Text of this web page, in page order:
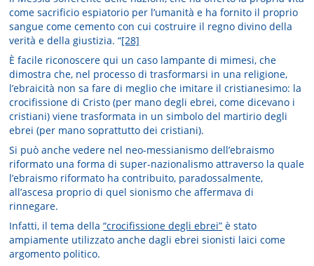
come sacrificio espiatorio per l’umanità e ha fornito il proprio
sangue come cemento con cui costruire il regno divino della
verità e della giustizia. “[28]
È facile riconoscere qui un caso lampante di mimesi, che
dimostra che, nel processo di trasformarsi in una religione,
l’ebraicità non sa fare di meglio che imitare il cristianesimo: la
crocifissione di Cristo (per mano degli ebrei, come dicevano i
cristiani) viene trasformata in un simbolo del martirio degli
ebrei (per mano soprattutto dei cristiani).
Si può anche vedere nel neo-messianismo dell’ebraismo
riformato una forma di super-nazionalismo attraverso la quale
l’ebraismo riformato ha contribuito, paradossalmente,
all’ascesa proprio di quel sionismo che affermava di
rinnegare.
Infatti, il tema della“crocifissione degli ebrei” è stato
ampiamente utilizzato anche dagli ebrei sionisti laici come
argomento politico.